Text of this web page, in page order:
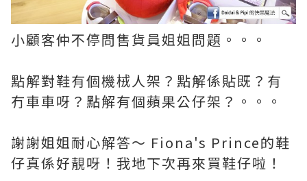
小顧客仲不停問售貨員姐姐問題。。。
點解對鞋有個機㭜人架？點解係貼既？有
冇車車呀？點解有個蘋果公仔架？。。。
謝謝姐姐耐心解答～ Fiona's Prince的鞋
仔真係好靚呀！ 我地下次再來買鞋仔啦！